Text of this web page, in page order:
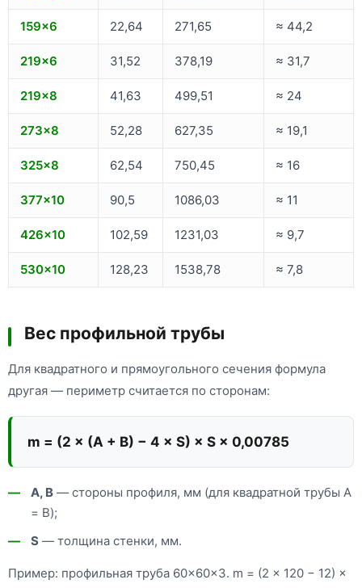
159×6 22,64 271,65 ≈ 44,2
219×6 31,52 378,19 ≈ 31,7
219×8 41,63 499,51 ≈ 24
273×8 52,28 627,35 ≈ 19,1
325×8 62,54 750,45 ≈ 16
377×10 90,5 1086,03 ≈ 11
426×10 102,59 1231,03 ≈ 9,7
530×10 128,23 1538,78 ≈ 7,8
Вес профильной трубы
Для квадратного и прямоугольного сечения формула
другая — периметр считается по сторонам:
m = (2 × (A + B) − 4 × S) × S × 0,00785
A, B — стороны профиля, мм (для квадратной трубы A
= B);
S — толщина стенки, мм.
Пример: профильная труба 60×60×3. m = (2 × 120 − 12) ×